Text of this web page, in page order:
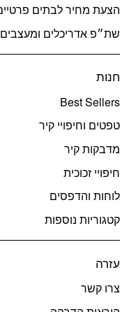
הצעת מחיר לבתים
שת״פ אדריכלים ומעצבים
חנות
Best Sellers
טפטים וחיפויי קיר
מדבקות קיר
חיפויי זכוכית
לוחות והדפסים
קטגוריות נוספות
עזרה
צרו קשר